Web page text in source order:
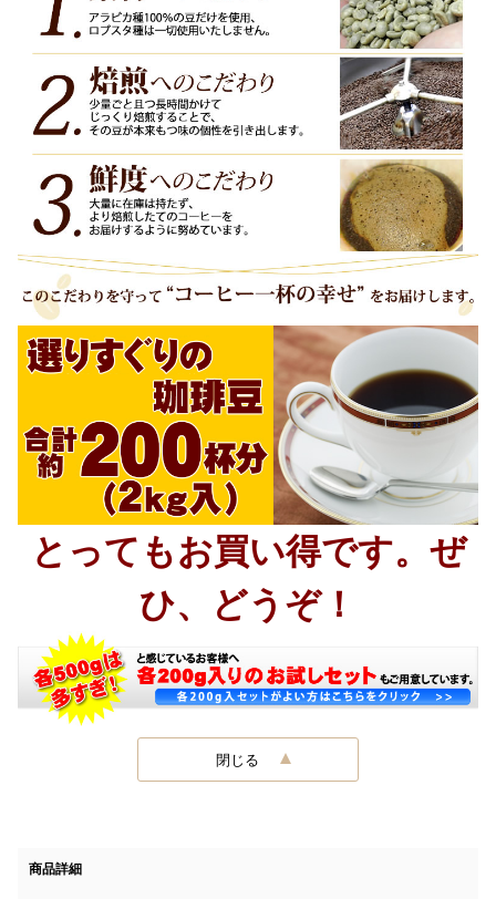
とってもお買い得です。ぜ
ひ、どうぞ！
閉じる
商品詳細